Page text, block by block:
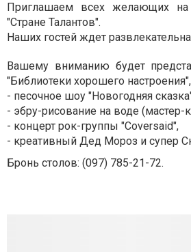
Приглашаем всех желающих
"Стране Талантов".
Наших гостей ждет
Вашему вниманию будет
"Библиотеки хорошего настроения",
- песочное шоу "Новогодняя
- эбру-рисование на воде (мастер-
- концерт рок-группы "Coversaid",
- креативный Дед Мороз и супер
Бронь столов: (097) 785-21-72.